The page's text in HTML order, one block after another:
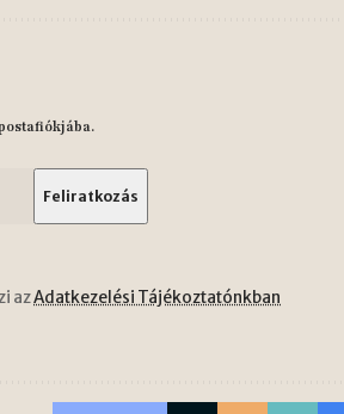
azAdatkezelési Tájékoztatónkban